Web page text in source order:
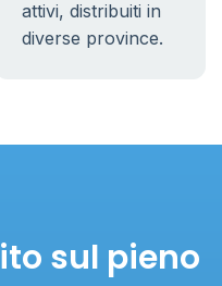
attivi, distribuiti in
diverse province.
sul pieno